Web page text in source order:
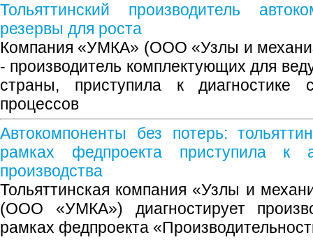
Тольяттинский производитель
резервы для роста
Компания «УМКА» (ООО «Узлы и
- производитель комплектующих для
страны, приступила к диагностике
процессов
Автокомпоненты без потерь:
рамках федпроекта приступила к
производства
Тольяттинская компания «Узлы и
(ООО «УМКА») диагностирует
рамках федпроекта